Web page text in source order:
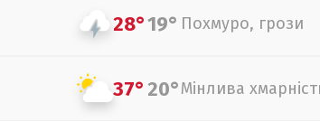
28°19° Похмуро, грози
37°20°Мінлива